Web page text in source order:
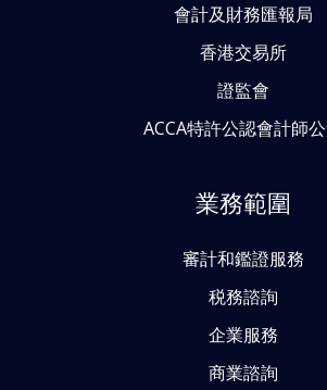
會計及財務匯報局
香港交易所
證監會
ACCA特許公認會計師
業務範圍
審計和鑑證服務
税務諮詢
企業服務
商業諮詢